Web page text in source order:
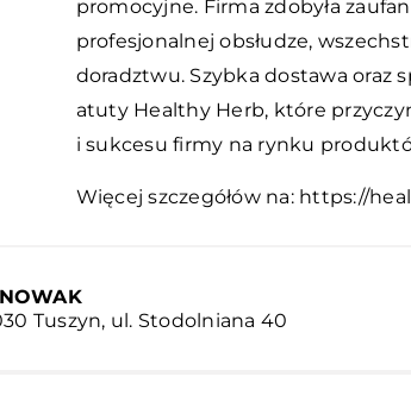
promocyjne. Firma zdobyła
profesjonalnej obsłudze,
doradztwu. Szybka dostawa oraz
atuty Healthy Herb, które
i sukcesu firmy na rynku
Więcej szczegółów na: https://
Tuszyn, ul. Stodolniana 40